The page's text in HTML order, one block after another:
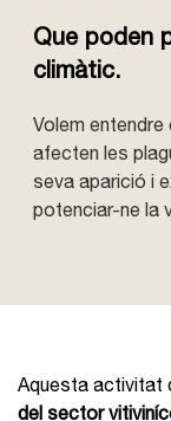
Que poden
climàtic.
Volem
afecten les
seva aparició i
potenciar-ne la
Aquesta activitat
del sector